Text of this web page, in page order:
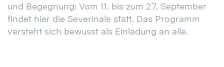
und Begegnung: Vom 11. bis zum 27. September
findet hier die Severinale statt. Das Programm
versteht sich bewusst als Einladung an alle.